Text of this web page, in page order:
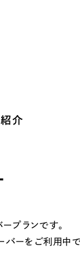
介
プランです。
ーをご利用中で